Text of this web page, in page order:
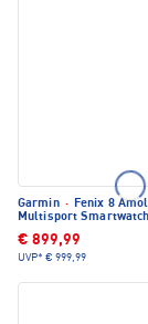
Garmin · Fenix 8
Multisport
€ 899,99
UVP* € 999,99